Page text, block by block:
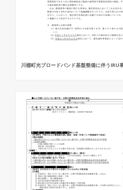
川棚町光ブロードバンド基盤整備に伴うIRU